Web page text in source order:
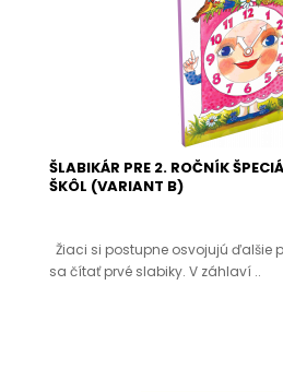
ŠLABIKÁR PRE 2. ROČNÍK
ŠKÔL (VARIANT B)
Žiaci si postupne osvojujú ďalšie
sa čítať prvé slabiky. V záhlaví ..